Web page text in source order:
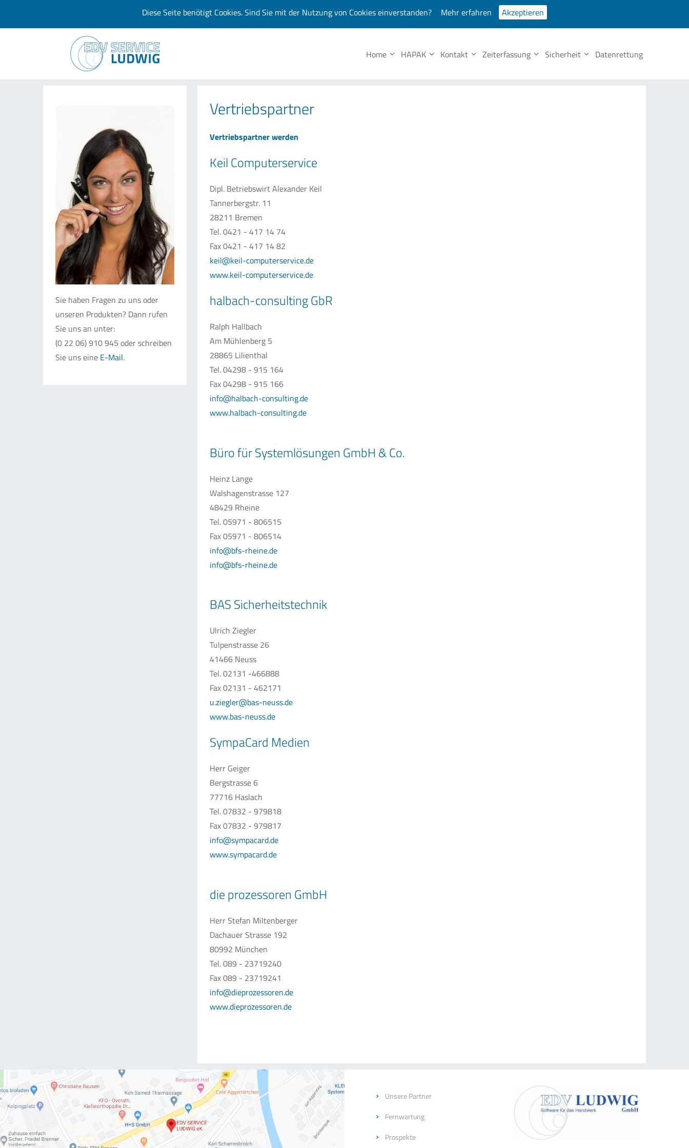
Diese Seite benötigt Cookies. Sind Sie mit der Nutzung von Cookies einverstanden? Mehr erfahren Akzeptieren
Unsere Partner Fernwartung Prospekte
Home HAPAK Kontakt Zeiterfassung Sicherheit Datenrettung
Vertriebspartner
Vertriebspartner werden
Keil Computerservice
Dipl. Betriebswirt Alexander Keil
Tannerbergstr. 11
28211 Bremen
Tel. 0421 - 417 14 74
Fax 0421 - 417 14 82
keil@keil-computerservice.de
www.keil-computerservice.de
halbach-consulting GbR
Ralph Hallbach
Am Mühlenberg 5
28865 Lilienthal
Tel. 04298 - 915 164
Fax 04298 - 915 166
info@halbach-consulting.de
www.halbach-consulting.de
Büro für Systemlösungen GmbH & Co.
Heinz Lange
Walshagenstrasse 127
48429 Rheine
Tel. 05971 - 806515
Fax 05971 - 806514
info@bfs-rheine.de
info@bfs-rheine.de
BAS Sicherheitstechnik
Ulrich Ziegler
Tulpenstrasse 26
41466 Neuss
Tel. 02131 -466888
Fax 02131 - 462171
u.ziegler@bas-neuss.de
www.bas-neuss.de
SympaCard Medien
Herr Geiger
Bergstrasse 6
77716 Haslach
Tel. 07832 - 979818
Fax 07832 - 979817
info@sympacard.de
www.sympacard.de
die prozessoren GmbH
Herr Stefan Miltenberger
Dachauer Strasse 192
80992 München
Tel. 089 - 23719240
Fax 089 - 23719241
info@dieprozessoren.de
www.dieprozessoren.de
Sie haben Fragen zu uns oder
unseren Produkten? Dann rufen
Sie uns an unter:
(0 22 06) 910 945 oder schreiben
Sie uns eine E-Mail.
Unsere Partner
Fernwartung
Prospekte